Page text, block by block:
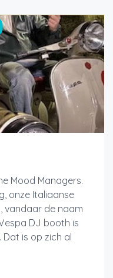
Mood Managers.
onze Italiaanse
vandaar de naam
DJ booth is
Dat is op zich al